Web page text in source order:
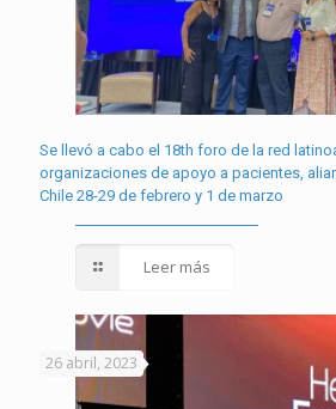
Se llevó a cabo el 18th foro de la red
organizaciones de apoyo a pacientes,
Chile 28-29 de febrero y 1 de marzo
Leer más
26 abril, 2023